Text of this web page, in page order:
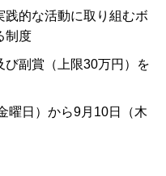
的な活動に取り組むボ
制度
副賞（上限30万円）を
曜日）から9月10日（木